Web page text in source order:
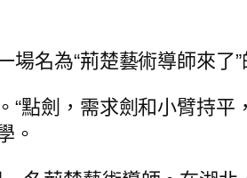
名為“荊楚藝術導師來了
點劍，需求劍和小臂持
。